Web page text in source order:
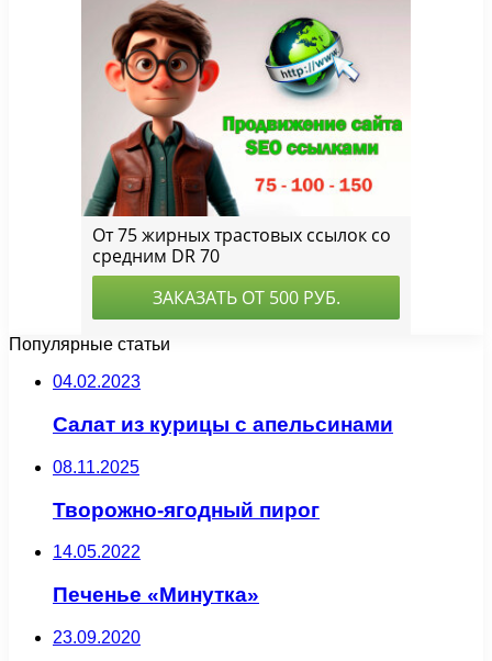
Популярные статьи
04.02.2023
Салат из курицы с апельсинами
08.11.2025
Творожно-ягодный пирог
14.05.2022
Печенье «Минутка»
23.09.2020